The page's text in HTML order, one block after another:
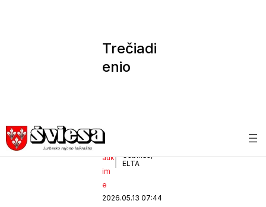
Trečiadi
enio
Be
ndr
auk
im
e
Gubinas,
ELTA
2026.05.13 07:44